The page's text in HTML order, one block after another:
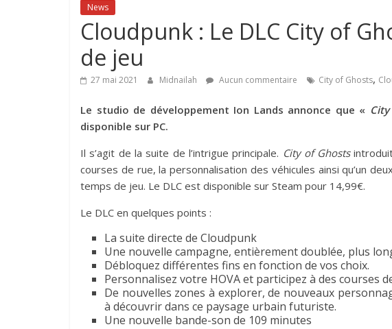
News
Cloudpunk : Le DLC City of
de jeu
27 mai 2021 Midnailah Aucun commentaire City of Ghosts,
Le studio de développement Ion Lands annonce que «
disponible sur PC.
Il s’agit de la suite de l’intrigue principale. City of Ghosts
courses de rue, la personnalisation des véhicules ainsi qu’un
temps de jeu. Le DLC est disponible sur Steam pour 14,99€.
Le DLC en quelques points :
La suite directe de Cloudpunk
Une nouvelle campagne, entièrement doublée, plus
Débloquez différentes fins en fonction de vos choix.
Personnalisez votre HOVA et participez à des courses
De nouvelles zones à explorer, de nouveaux
à découvrir dans ce paysage urbain futuriste.
Une nouvelle bande-son de 109 minutes